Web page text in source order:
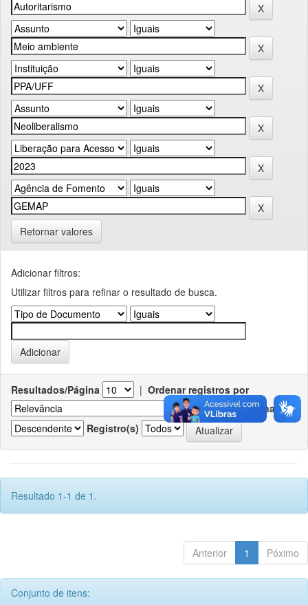
Retornar valores
Adicionar filtros:
Utilizar filtros para refinar o resultado de busca.
Resultados/Página | Ordenar registros por
Ordenar
Registro(s)
Resultado 1-1 de 1.
Anterior 1 Póximo
Conjunto de itens: